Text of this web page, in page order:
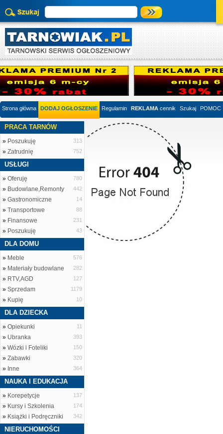
Strona główna DODAJ OGŁOSZENIE Regulamin REKLAMA cennik Szukaj POMOC
PRACA TARNÓW
» Poszukuję 313
» Zatrudnię 752
USŁUGI
» Oferuję 780
» Budowlane,Remonty 442
» Gastronomiczne 14
» Transportowe 88
» Finansowe 231
» Poszukuję 43
DLA DOMU
» Meble 576
» Materiały budowlane 282
» RTV,AGD 127
» Sprzedam 1179
» Kupię 10
DLA DZIECKA
» Opiekunki 11
» Ubranka 393
» Wózki i Foteliki 150
» Zabawki 320
» Inne 364
NAUKA I EDUKACJA
» Korepetycje 137
» Kursy i Szkolenia 174
» Książki i Podręczniki 342
NIERUCHOMOŚCI